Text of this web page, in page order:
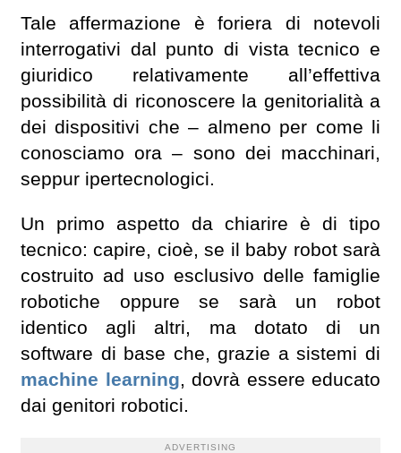
Tale affermazione è foriera di notevoli
interrogativi dal punto di vista tecnico e
giuridico relativamente all’effettiva
possibilità di riconoscere la genitorialità a
dei dispositivi che – almeno per come li
conosciamo ora – sono dei macchinari,
seppur ipertecnologici.
Un primo aspetto da chiarire è di tipo
tecnico: capire, cioè, se il baby robot sarà
costruito ad uso esclusivo delle famiglie
robotiche oppure se sarà un robot
identico agli altri, ma dotato di un
software di base che, grazie a sistemi di
machine learning, dovrà essere educato
dai genitori robotici.
ADVERTISING